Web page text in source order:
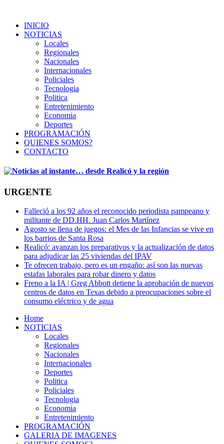
INICIO
NOTICIAS
Locales
Regionales
Nacionales
Internacionales
Policiales
Tecnologia
Politica
Entretenimiento
Economia
Deportes
PROGRAMACIÓN
QUIENES SOMOS?
CONTACTO
URGENTE
Falleció a los 92 años el reconocido periodista pampeano y
militante de DD.HH. Juan Carlos Martínez
Agosto se llena de juegos: el Mes de las Infancias se vive en
los barrios de Santa Rosa
Realicó: avanzan los preparativos y la actualización de datos
para adjudicar las 25 viviendas del IPAV
Te ofrecen trabajo, pero es un engaño: así son las nuevas
estafas laborales para robar dinero y datos
Freno a la IA | Greg Abbott detiene la aprobación de nuevos
centros de datos en Texas debido a preocupaciones sobre el
consumo eléctrico y de agua
Home
NOTICIAS
Locales
Regionales
Nacionales
Internacionales
Deportes
Politica
Policiales
Tecnologia
Economia
Entretenimiento
PROGRAMACIÓN
GALERIA DE IMAGENES